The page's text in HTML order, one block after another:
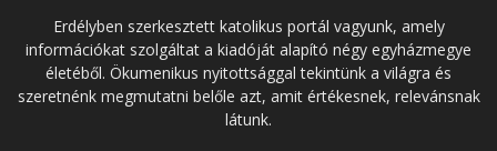
Erdélyben szerkesztett katolikus portál vagyunk, amely
információkat szolgáltat a kiadóját alapító négy egyházmegye
életéből. Ökumenikus nyitottsággal tekintünk a világra és
szeretnénk megmutatni belőle azt, amit értékesnek, relevánsnak
látunk.